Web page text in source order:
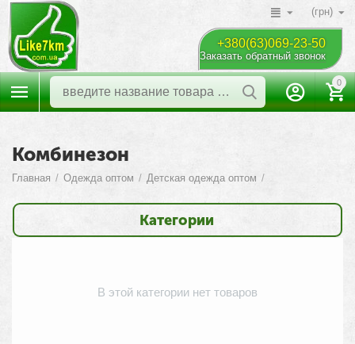
(грн)
+380(63)069-23-50
Заказать обратный звонок
0
Комбинезон
Главная / Одежда оптом / Детская одежда оптом /
Категории
В этой категории нет товаров